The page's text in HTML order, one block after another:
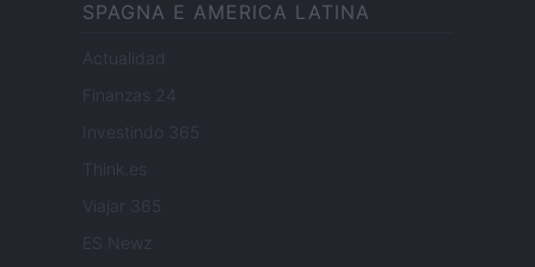
SPAGNA E AMERICA LATINA
Actualidad
Finanzas 24
Investindo 365
Think.es
Viajar 365
ES Newz